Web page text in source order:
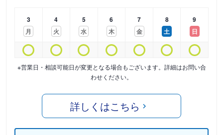
3
月
4
火
5
水
6
木
7
金
8
土
9
日
※営業日・相談可能日が変更となる場合もございます。詳細はお問い合
わせください。
詳しくはこちら